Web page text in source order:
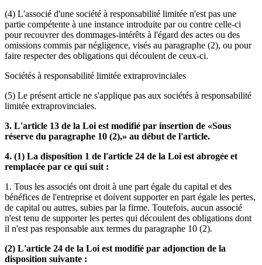
(4) L'associé d'une société à responsabilité limitée n'est pas une
partie compétente à une instance introduite par ou contre celle-ci
pour recouvrer des dommages-intérêts à l'égard des actes ou des
omissions commis par négligence, visés au paragraphe (2), ou pour
faire respecter des obligations qui découlent de ceux-ci.
Sociétés à responsabilité limitée extraprovinciales
(5) Le présent article ne s'applique pas aux sociétés à responsabilité
limitée extraprovinciales.
3. L'article 13 de la Loi est modifié par insertion de «Sous
réserve du paragraphe 10 (2),» au début de l'article.
4. (1) La disposition 1 de l'article 24 de la Loi est abrogée et
remplacée par ce qui suit :
1. Tous les associés ont droit à une part égale du capital et des
bénéfices de l'entreprise et doivent supporter en part égale les pertes,
de capital ou autres, subies par la firme. Toutefois, aucun associé
n'est tenu de supporter les pertes qui découlent des obligations dont
il n'est pas responsable aux termes du paragraphe 10 (2).
(2) L'article 24 de la Loi est modifié par adjonction de la
disposition suivante :